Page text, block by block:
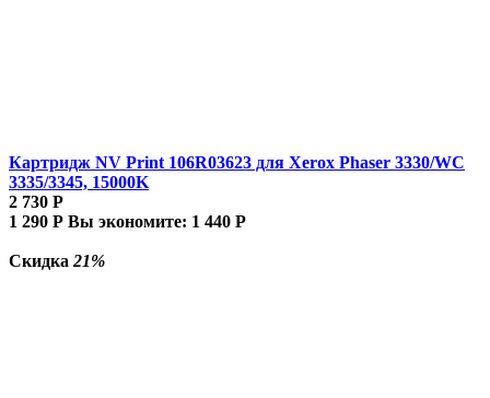
Картридж NV Print 106R03623 для Xerox Phaser 3330/WC
3335/3345, 15000K
2 730 Р
1 290 Р Вы экономите: 1 440 Р
Скидка 21%